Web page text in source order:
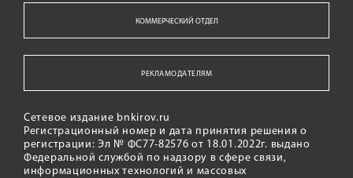
КОММЕРЧЕСКИЙ ОТДЕЛ
РЕКЛАМОДАТЕЛЯМ
Сетевое издание bnkirov.ru
Регистрационный номер и дата принятия решения о
регистрации: Эл № ФС77-82576 от 18.01.2022г. выдано
Федеральной службой по надзору в сфере связи,
информационных технологий и массовых